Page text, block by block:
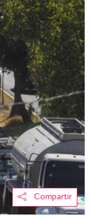
Compartir